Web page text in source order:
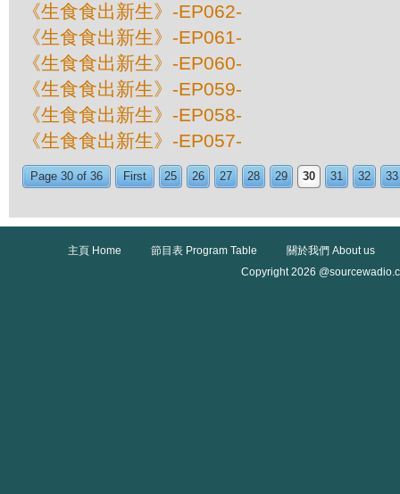
《生食食出新生》-EP062-
《生食食出新生》-EP061-
《生食食出新生》-EP060-
《生食食出新生》-EP059-
《生食食出新生》-EP058-
《生食食出新生》-EP057-
Page 30 of 36 First 25 26 27 28 29 30 31 32 33
主頁 Home 節目表 Program Table
關於我們 About us
Copyright 2026